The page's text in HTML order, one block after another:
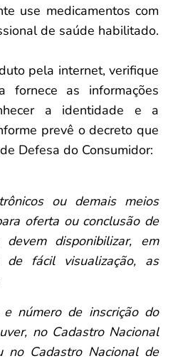
use medicamentos com
de saúde habilitado.
pela internet, verifique
as informações
a identidade e a
prevê o decreto que
Defesa do Consumidor:
ou demais meios
oferta ou conclusão de
disponibilizar, em
fácil visualização, as
número de inscrição do
no Cadastro Nacional
no Cadastro Nacional de